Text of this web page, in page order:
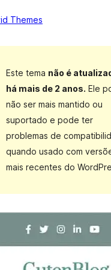
Themes
Este tema não é
há mais de 2 anos. Ele
não ser mais mantido ou
suportado e pode ter
problemas de
quando usado com
mais recentes do